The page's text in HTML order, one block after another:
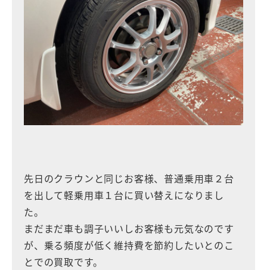
先日のクラウンと同じお客様、普通乗用車２台
を出して軽乗用車１台に買い替えになりまし
た。
まだまだ車も調子いいしお客様も元気なのです
が、乗る頻度が低く維持費を節約したいとのこ
とでの買取です。